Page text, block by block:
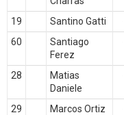
19 Santino Gatti
60
Santiago
Ferez
28
Matias
Daniele
29 Marcos Ortiz